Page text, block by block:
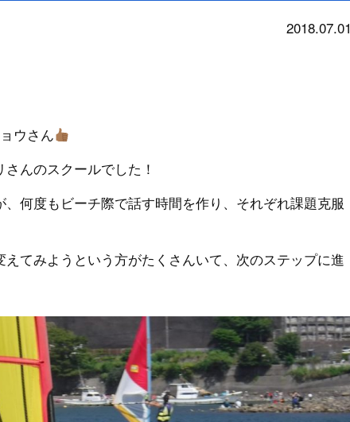
2018.07.01
ウさん
んのスクールでした！
何度もビーチ際で話す時間を作り、それぞれ課題克服
てみようという方がたくさんいて、次のステップに進